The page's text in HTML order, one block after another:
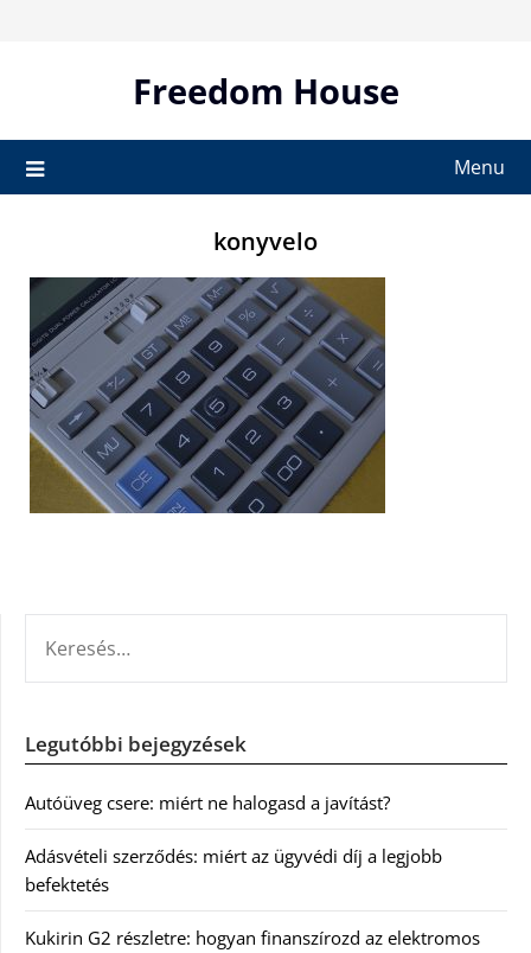
Freedom House
Menu
konyvelo
Legutóbbi bejegyzések
Autóüveg csere: miért ne halogasd a javítást?
Adásvételi szerződés: miért az ügyvédi díj a legjobb
befektetés
Kukirin G2 részletre: hogyan finanszírozd az elektromos